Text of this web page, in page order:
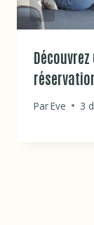
ParEve 3